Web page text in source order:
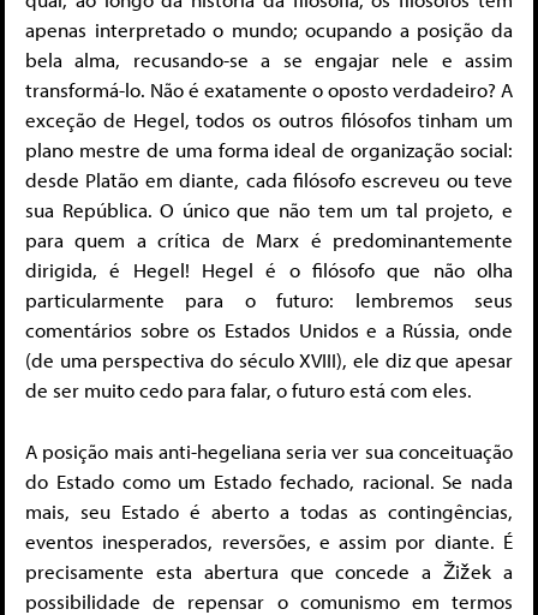
apenas interpretado o mundo; ocupando a posição da
bela alma, recusando-se a se engajar nele e assim
transformá-lo. Não é exatamente o oposto verdadeiro? A
exceção de Hegel, todos os outros filósofos tinham um
plano mestre de uma forma ideal de organização social:
desde Platão em diante, cada filósofo escreveu ou teve
sua República. O único que não tem um tal projeto, e
para quem a crítica de Marx é predominantemente
dirigida, é Hegel! Hegel é o filósofo que não olha
particularmente para o futuro: lembremos seus
comentários sobre os Estados Unidos e a Rússia, onde
(de uma perspectiva do século XVIII), ele diz que apesar
de ser muito cedo para falar, o futuro está com eles.
A posição mais anti-hegeliana seria ver sua conceituação
do Estado como um Estado fechado, racional. Se nada
mais, seu Estado é aberto a todas as contingências,
eventos inesperados, reversões, e assim por diante. É
precisamente esta abertura que concede a Žižek a
possibilidade de repensar o comunismo em termos